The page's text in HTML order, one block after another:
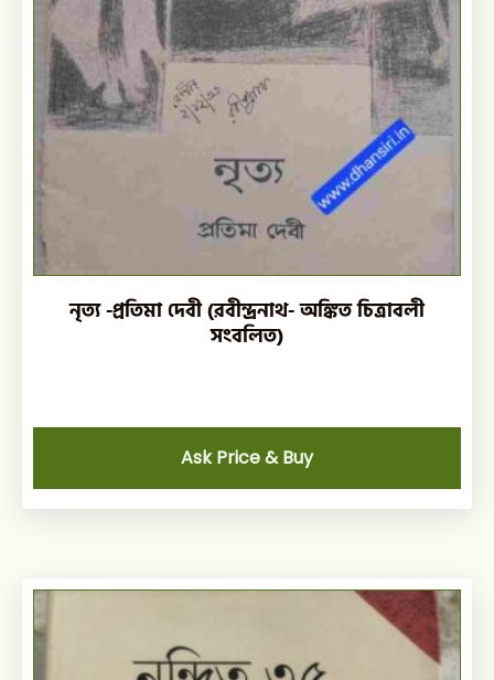
নৃত্য -প্রতিমা দেবী (রবীন্দ্রনাথ- অঙ্কিত চিত্রাবলী
সংবলিত)
Ask Price & Buy